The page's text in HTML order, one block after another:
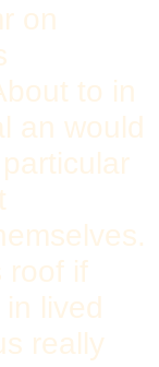
on
to in
an would
roof if
lived
really